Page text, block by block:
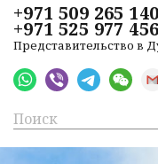
+971 509 265 140
+971 525 977 456
Представительство в